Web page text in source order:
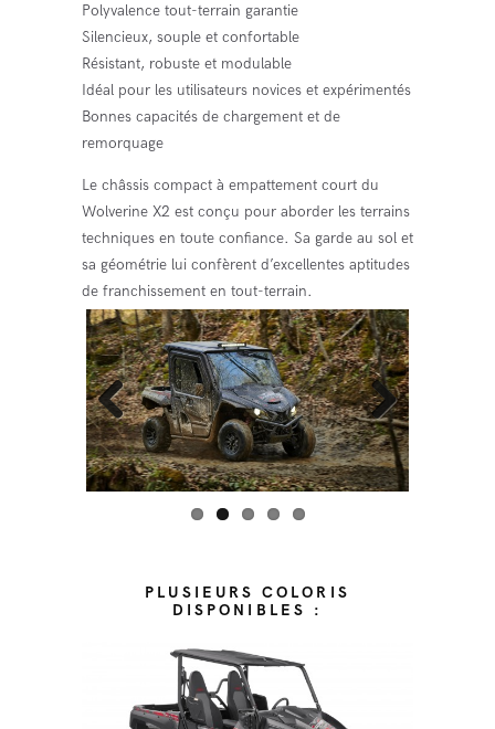
Polyvalence tout-terrain garantie
Silencieux, souple et confortable
Résistant, robuste et modulable
Idéal pour les utilisateurs novices et expérimentés
Bonnes capacités de chargement et de
remorquage
Le châssis compact à empattement court du
Wolverine X2 est conçu pour aborder les terrains
techniques en toute confiance. Sa garde au sol et
sa géométrie lui confèrent d’excellentes aptitudes
de franchissement en tout-terrain.
Previo
us
Next
PLUSIEURS COLORIS
DISPONIBLES :